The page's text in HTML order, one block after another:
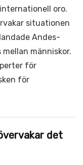
oro.
situationen
Andes-
människor.
för
för
det